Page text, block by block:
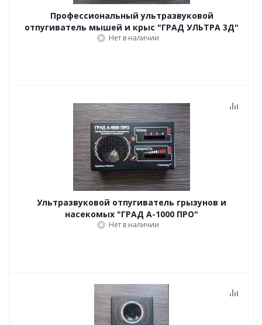
Профессиональный ультразвуковой
отпугиватель мышей и крыс "ГРАД УЛЬТРА 3Д"
Нет в наличии
Ультразвуковой отпугиватель грызунов и
насекомых "ГРАД А-1000 ПРО"
Нет в наличии